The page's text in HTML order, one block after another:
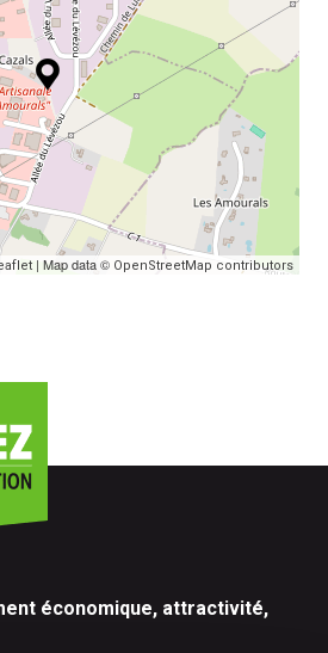
| Map data © OpenStreetMap contributors
économique, attractivité,